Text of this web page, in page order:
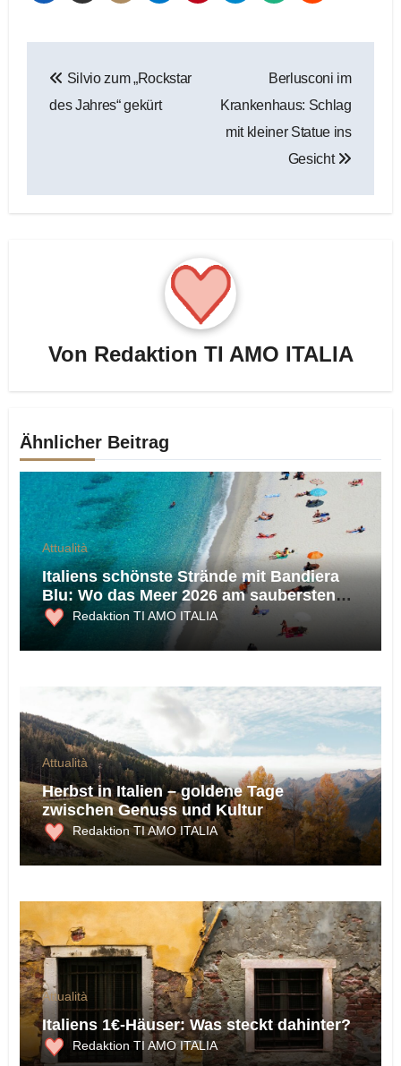
Silvio zum „Rockstar
des Jahres“ gekürt
Berlusconi im
Krankenhaus: Schlag
mit kleiner Statue ins
Gesicht
Von Redaktion TI AMO ITALIA
Ähnlicher Beitrag
Attualità
Italiens schönste Strände mit Bandiera
Blu: Wo das Meer 2026 am saubersten
ist
Redaktion TI AMO ITALIA
Attualità
Herbst in Italien – goldene Tage
zwischen Genuss und Kultur
Redaktion TI AMO ITALIA
Attualità
Italiens 1€-Häuser: Was steckt dahinter?
Redaktion TI AMO ITALIA